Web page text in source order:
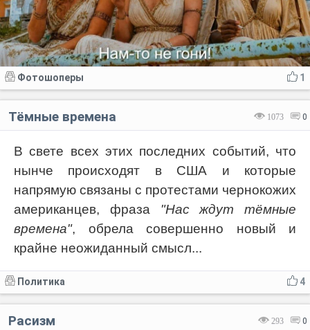
1
Фотошоперы
1073 0
Тёмные времена
В свете всех этих последних событий, что
нынче происходят в США и которые
напрямую связаны с протестами чернокожих
американцев, фраза "Нас ждут тёмные
времена", обрела совершенно новый и
крайне неожиданный смысл...
4
Политика
293 0
Расизм